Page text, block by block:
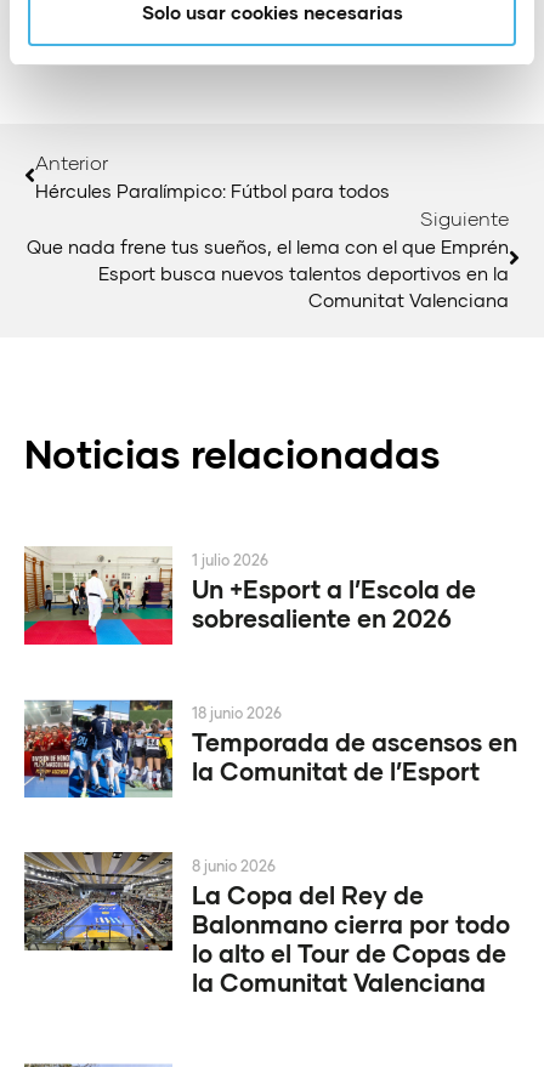
Solo usar cookies necesarias
Anterior
Hércules Paralímpico: Fútbol para todos
Siguiente
Que nada frene tus sueños, el lema con el que Emprén
Esport busca nuevos talentos deportivos en la
Comunitat Valenciana
Noticias relacionadas
Un +Esport a l’Escola de
sobresaliente en 2026
1 julio 2026
Temporada de ascensos en
la Comunitat de l’Esport
18 junio 2026
La Copa del Rey de
Balonmano cierra por todo
lo alto el Tour de Copas de
la Comunitat Valenciana
8 junio 2026